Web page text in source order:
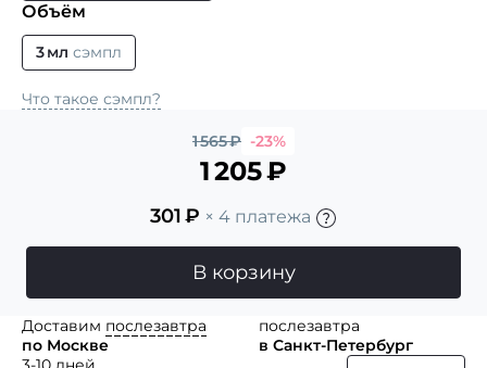
Объём
3 мл сэмпл
Что такое сэмпл?
1 565₽ -23%
1 205₽
301₽ × 4 платежа
В корзину
Доставим послезавтра
по Москве
послезавтра
в Санкт-Петербург